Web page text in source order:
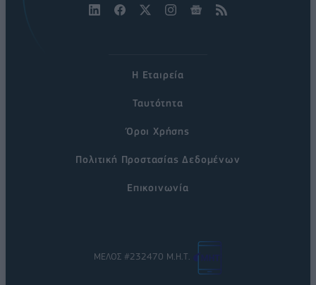
Η Εταιρεία
Ταυτότητα
Όροι Χρήσης
Πολιτική Προστασίας Δεδομένων
Επικοινωνία
ΜΕΛΟΣ #232470 Μ.Η.Τ.